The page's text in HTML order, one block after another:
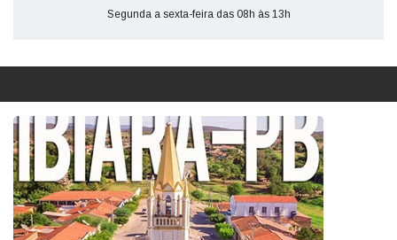
Segunda a sexta-feira das 08h às 13h